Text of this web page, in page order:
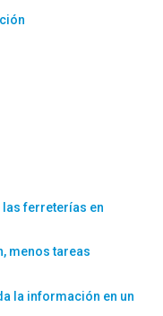
ferreterías en
menos tareas
la información en un